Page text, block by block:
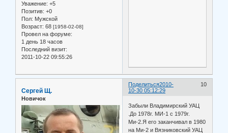
Уважение: +5
Позитив: +0
Пол: Мужской
Возраст: 68 [1958-02-08]
Провел на форуме:
1 день 18 часов
Последний визит:
2011-10-22 09:55:26
Поделиться 10
2010-
10-30 05:12:29
Сергей Щ.
Новичок
Забыли Владимирский УАЦ
.До 1978г. МИ-1 с 1979г.
Ми-2.Я его заканчивал в 1980
на Ми-2 и Вязниковский УАЦ